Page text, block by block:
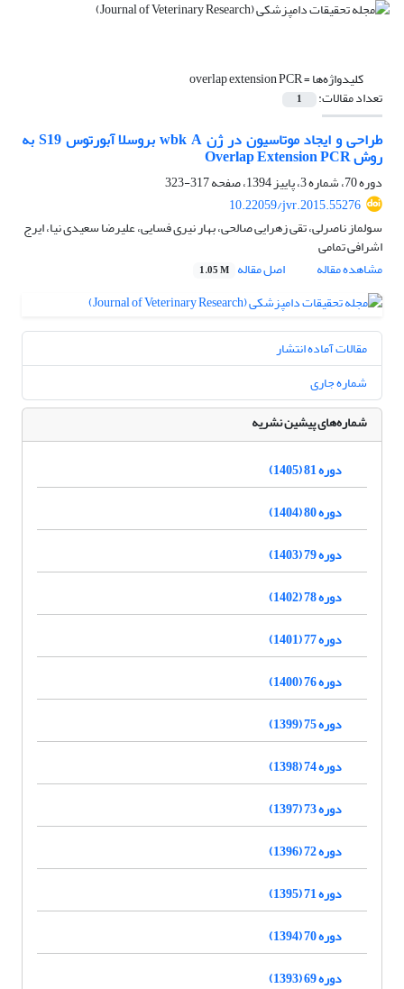
کلیدواژه‌ها =overlap extension PCR
تعداد مقالات: 1
طراحی و ایجاد موتاسیون در ژن wbk A بروسلا آبورتوس S19 به
روش Overlap Extension PCR
دوره 70، شماره 3، پاییز 1394، صفحه
317-323
10.22059/jvr.2015.55276
سولماز ناصرلی، تقی زهرایی صالحی، بهار نیری فسایی، علیرضا سعیدی نیا، ایرج
اشرافی تمامی
مشاهده مقاله
اصل مقاله 1.05 M
مقالات آماده انتشار
شماره جاری
شماره‌های پیشین نشریه
دوره 81 (1405)
دوره 80 (1404)
دوره 79 (1403)
دوره 78 (1402)
دوره 77 (1401)
دوره 76 (1400)
دوره 75 (1399)
دوره 74 (1398)
دوره 73 (1397)
دوره 72 (1396)
دوره 71 (1395)
دوره 70 (1394)
دوره 69 (1393)